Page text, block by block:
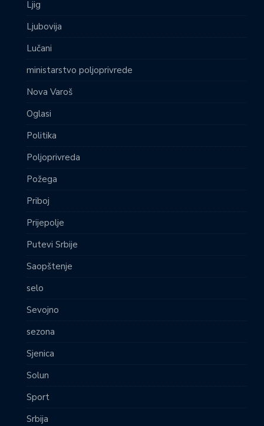
Ljig
Ljubovija
Lučani
ministarstvo poljoprivrede
Nova Varoš
Oglasi
Politika
Poljoprivreda
Požega
Priboj
Prijepolje
Putevi Srbije
Saopštenje
selo
Sevojno
sezona
Sjenica
Solun
Sport
Srbija